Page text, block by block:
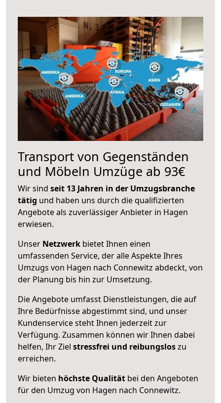
Transport von Gegenständen
und Möbeln Umzüge ab 93€
Wir sind seit 13 Jahren in der Umzugsbranche
tätig und haben uns durch die qualifizierten
Angebote als zuverlässiger Anbieter in Hagen
erwiesen.
Unser Netzwerk bietet Ihnen einen
umfassenden Service, der alle Aspekte Ihres
Umzugs von Hagen nach Connewitz abdeckt, von
der Planung bis hin zur Umsetzung.
Die Angebote umfasst Dienstleistungen, die auf
Ihre Bedürfnisse abgestimmt sind, und unser
Kundenservice steht Ihnen jederzeit zur
Verfügung. Zusammen können wir Ihnen dabei
helfen, Ihr Ziel stressfrei und reibungsloszu
erreichen.
Wir bieten höchste Qualität bei den Angeboten
für den Umzug von Hagen nach Connewitz.